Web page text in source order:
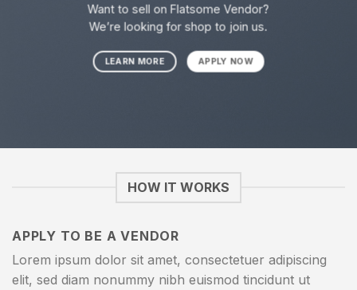
Want to sell on Flatsome Vendor?
We’re looking for shop to join us.
LEARN MORE APPLY NOW
HOW IT WORKS
APPLY TO BE A VENDOR
Lorem ipsum dolor sit amet, consectetuer adipiscing
elit, sed diam nonummy nibh euismod tincidunt ut